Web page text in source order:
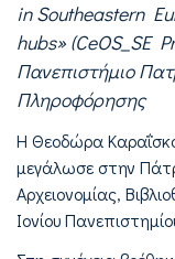
in Southeastern
hubs» (CeOS_SE
Πανεπιστήμιο
Πληροφόρησης
Η Θεοδώρα
μεγάλωσε στην
Αρχειονομίας,
Ιονίου